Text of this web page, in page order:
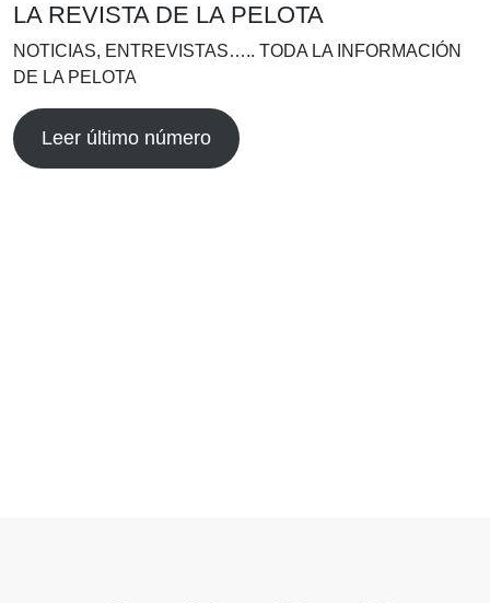
LA REVISTA DE LA PELOTA
NOTICIAS, ENTREVISTAS….. TODA LA INFORMACIÓN
DE LA PELOTA
Leer último número